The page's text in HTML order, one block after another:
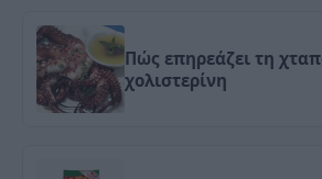
Πώς επηρεάζει τη
χολιστερίνη